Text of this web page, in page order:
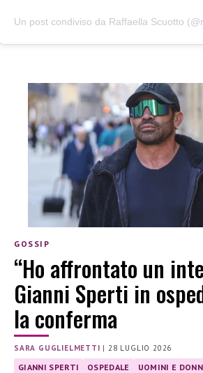
Un post condiviso da Raffaella Scuotto
GOSSIP
“Ho affrontato un
Gianni Sperti in
la conferma
SARA GUGLIELMETTI | 28 LUGLIO 2026
GIANNI SPERTI OSPEDALE UOMINI E